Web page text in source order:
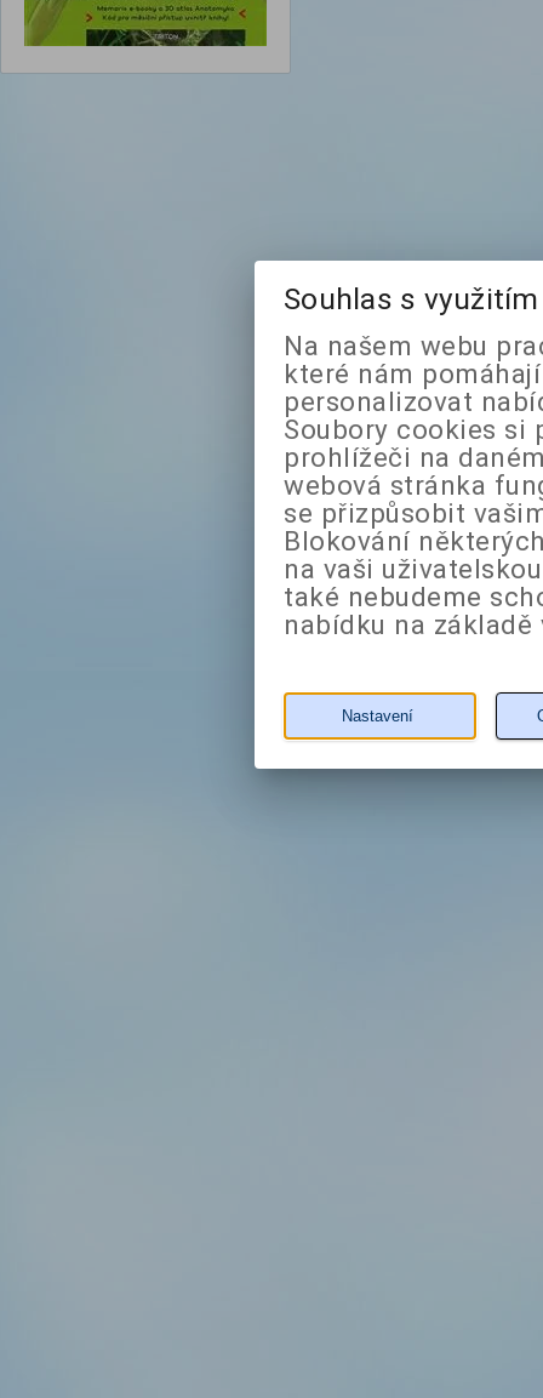
Souhlas s
Na našem webu
které nám
personalizovat
Soubory cookies si
prohlížeči na
webová stránka
se přizpůsobit
Blokování
na vaši
také nebudeme
nabídku na
Nastavení